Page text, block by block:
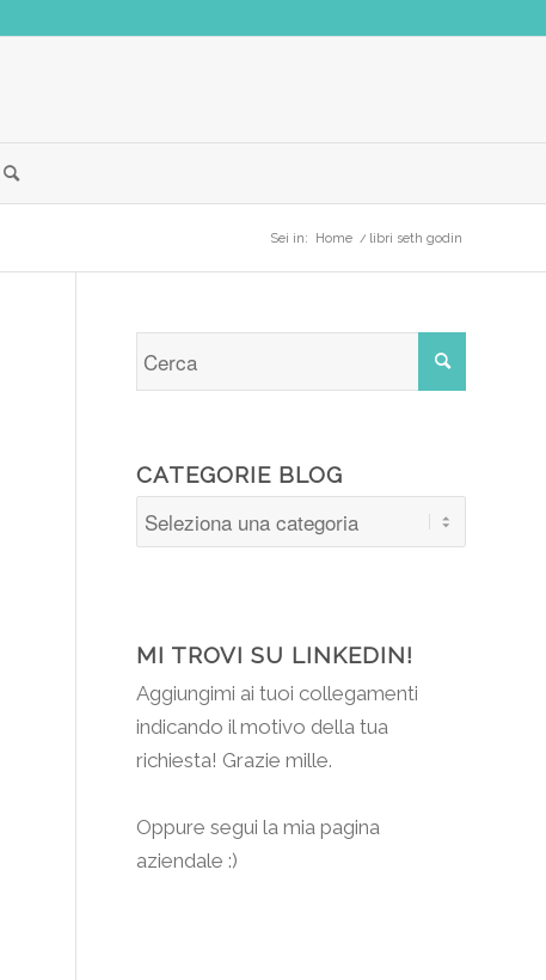
Sei in: Home / libri seth godin
CATEGORIE BLOG
MI TROVI SU LINKEDIN!
Aggiungimi ai tuoi collegamenti
indicando il motivo della tua
richiesta! Grazie mille.
Oppure segui la mia pagina
aziendale :)